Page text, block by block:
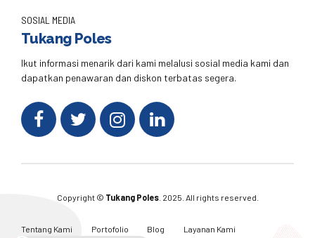
SOSIAL MEDIA
Tukang Poles
Ikut informasi menarik dari kami melalusi sosial media kami dan
dapatkan penawaran dan diskon terbatas segera.
Copyright © Tukang Poles. 2025. All rights reserved.
Tentang Kami Portofolio Blog Layanan Kami